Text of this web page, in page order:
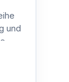
und